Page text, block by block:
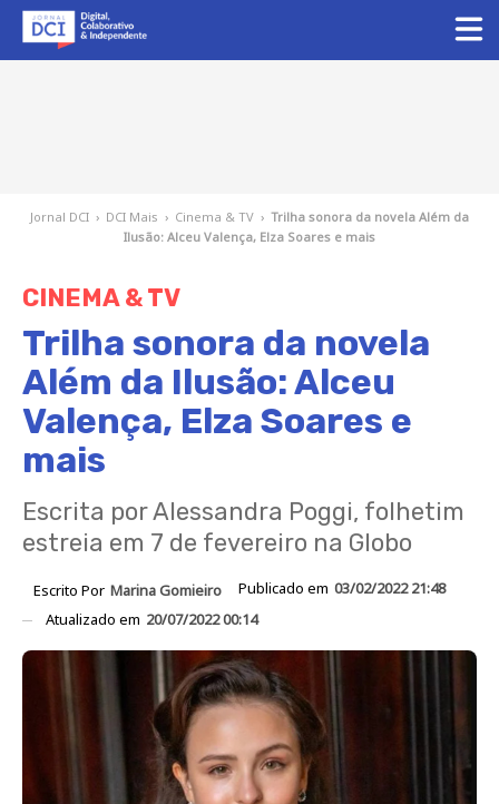
Jornal DCI › DCI Mais › Cinema & TV › Trilha sonora da novela Além da
Ilusão: Alceu Valença, Elza Soares e mais
CINEMA & TV
Trilha sonora da novela
Além da Ilusão: Alceu
Valença, Elza Soares e
mais
Escrita por Alessandra Poggi, folhetim
estreia em 7 de fevereiro na Globo
Escrito Por Marina Gomieiro Publicado em 03/02/2022 21:48
Atualizado em 20/07/2022 00:14